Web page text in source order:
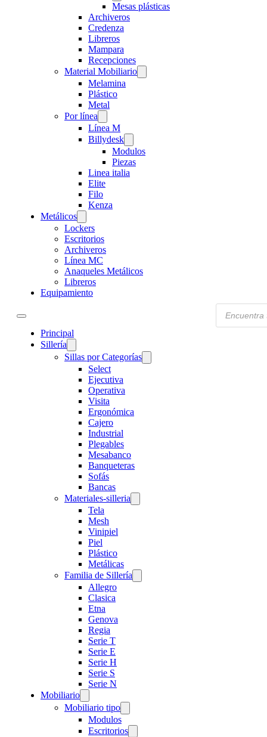
Mesas plásticas
Archiveros
Credenza
Libreros
Mampara
Recepciones
Material Mobiliario
Melamina
Plástico
Metal
Por línea
Línea M
Billydesk
Modulos
Piezas
Linea italia
Elite
Filo
Kenza
Metálicos
Lockers
Escritorios
Archiveros
Línea MC
Anaqueles Metálicos
Libreros
Equipamiento
Principal
Sillería
Sillas por Categorías
Select
Ejecutiva
Operativa
Visita
Ergonómica
Cajero
Industrial
Plegables
Mesabanco
Banqueteras
Sofás
Bancas
Materiales-silleria
Tela
Mesh
Vinipiel
Piel
Plástico
Metálicas
Familia de Sillería
Allegro
Clasica
Etna
Genova
Regia
Serie T
Serie E
Serie H
Serie S
Serie N
Mobiliario
Mobiliario tipo
Modulos
Escritorios
Products
search